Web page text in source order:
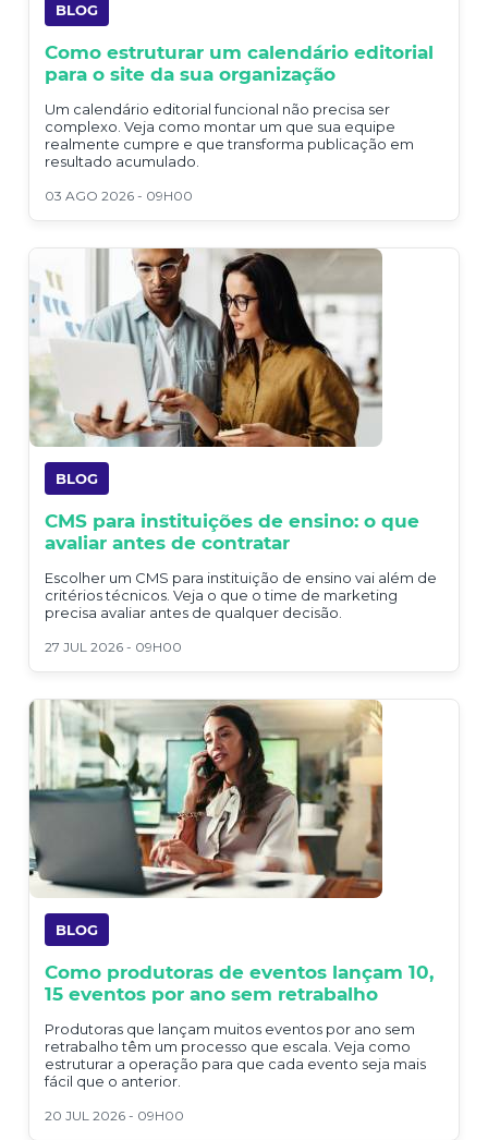
BLOG
Como estruturar um calendário editorial
para o site da sua organização
Um calendário editorial funcional não precisa ser
complexo. Veja como montar um que sua equipe
realmente cumpre e que transforma publicação em
resultado acumulado.
03 AGO 2026 - 09H00
BLOG
CMS para instituições de ensino: o que
avaliar antes de contratar
Escolher um CMS para instituição de ensino vai além de
critérios técnicos. Veja o que o time de marketing
precisa avaliar antes de qualquer decisão.
27 JUL 2026 - 09H00
BLOG
Como produtoras de eventos lançam 10,
15 eventos por ano sem retrabalho
Produtoras que lançam muitos eventos por ano sem
retrabalho têm um processo que escala. Veja como
estruturar a operação para que cada evento seja mais
fácil que o anterior.
20 JUL 2026 - 09H00